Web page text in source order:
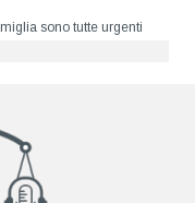
sono tutte urgenti